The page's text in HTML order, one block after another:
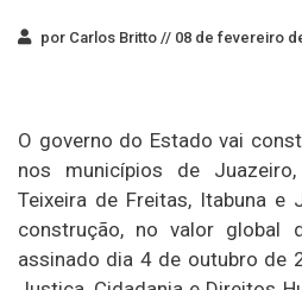
por Carlos Britto // 08 de fevereiro
O governo do Estado vai
nos municípios de
Teixeira de Freitas, Itabuna e
construção, no valor global
assinado dia 4 de outubro de